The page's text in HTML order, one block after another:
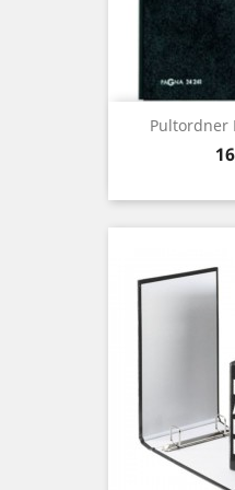
Pultordner